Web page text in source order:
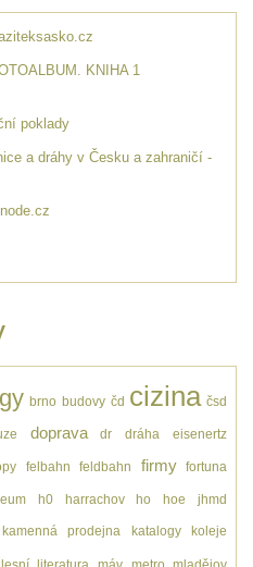
KNIHA 1
poklady
a dráhy v Česku a zahraničí -
brno budovy čd cizina čsd
doprava dr dráha eisenertz
felbahn feldbahn firmy fortuna
h0 harrachov ho hoe jhmd
kamenná prodejna katalogy koleje
lesní literatura máv metro mladějov